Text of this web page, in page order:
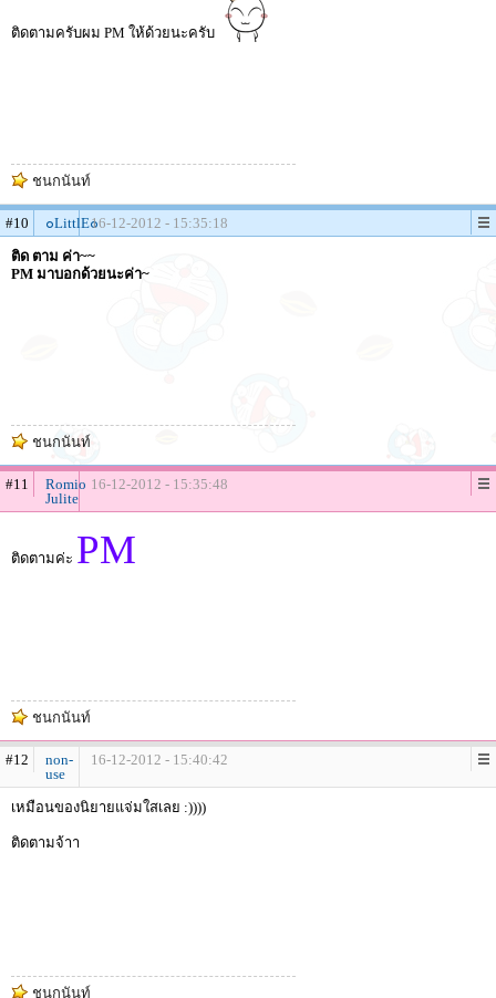
ติดตามครับผม PM ให้ด้วยนะครับ
ชนกนันท์
#10 ๐LittlE๐16-12-2012 - 15:35:18
ติด ตาม ค่า~~
PM มาบอกด้วยนะค่า~
ชนกนันท์
#11
Romio
Julite
16-12-2012 - 15:35:48
ติดตามค่ะ PM
ชนกนันท์
#12
non-
use
16-12-2012 - 15:40:42
เหมือนของนิยายแจ่มใสเลย :))))
ติดตามจ้าา
ชนกนันท์